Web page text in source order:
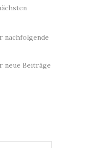
nachfolgende
neue Beiträge